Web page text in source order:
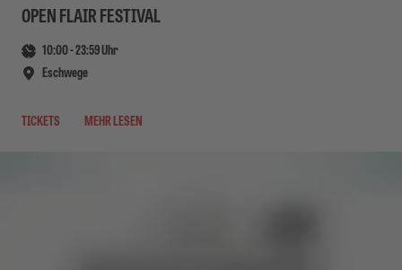
OPEN FLAIR FESTIVAL
10:00-23:59Uhr
Eschwege
TICKETS MEHR LESEN